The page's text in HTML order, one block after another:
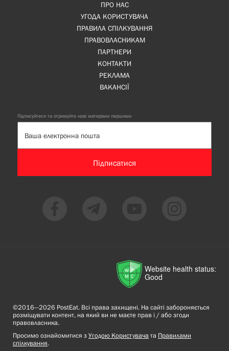
ПРО НАС
УГОДА КОРИСТУВАЧА
ПРАВИЛА СПІЛКУВАННЯ
ПРАВОВЛАСНИКАМ
ПАРТНЕРИ
КОНТАКТИ
РЕКЛАМА
ВАКАНСІЇ
Підписуйтеся та отримуйте нові матеріали першими
Підписатися
Website health status:
Good
©2016—2026 PostEat. Всі права захищені. На сайті забороняється
розміщувати контент, на який ви не маєте прав і / або згоди
правовласника.
Просимо ознайомитися з Угодою Користувача та Правилами
спілкування.